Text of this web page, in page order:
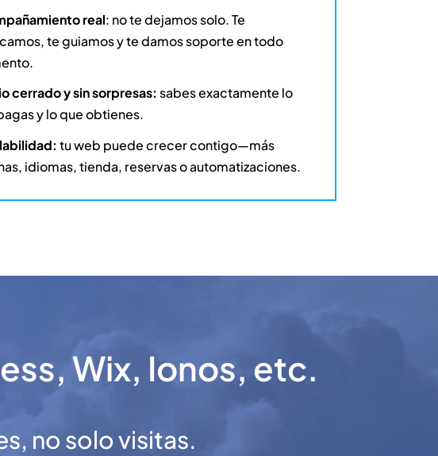
real: no te dejamos solo. Te
te guiamos y te damos soporte en todo
cerrado y sin sorpresas: sabes exactamente lo
y lo que obtienes.
tu web puede crecer contigo—más
idiomas, tienda, reservas o automatizaciones.
Wix, Ionos, etc.
no solo visitas.